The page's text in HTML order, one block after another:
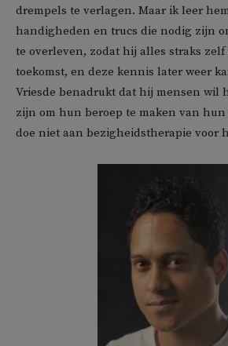
drempels te verlagen. Maar ik leer
handigheden en trucs die nodig zijn
te overleven, zodat hij alles straks
toekomst, en deze kennis later weer
Vriesde benadrukt dat hij mensen wil
zijn om hun beroep te maken van hun
doe niet aan bezigheidstherapie voor